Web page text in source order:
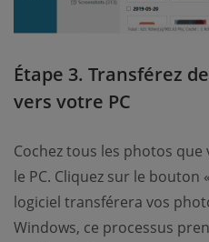
Étape 3. Transférez
vers votre PC
Cochez tous les photos
le PC. Cliquez sur le bouton
logiciel transférera vos
Windows, ce processus